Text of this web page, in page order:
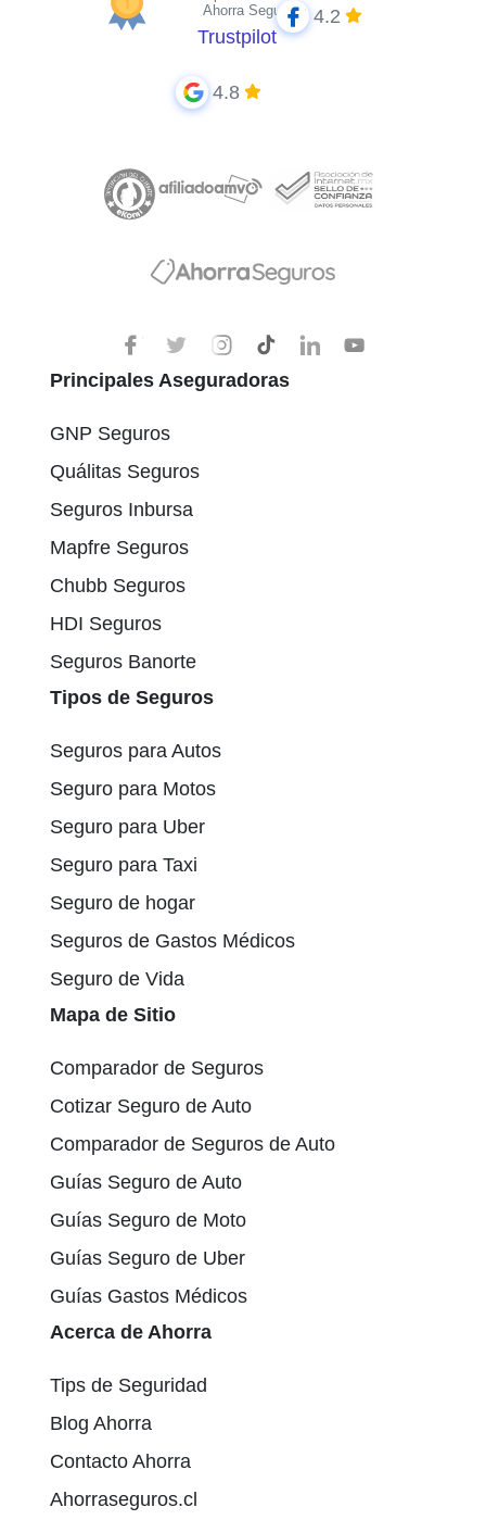
Ahorra Seguros
Trustpilot
4.2
4.8
Principales Aseguradoras
GNP Seguros
Quálitas Seguros
Seguros Inbursa
Mapfre Seguros
Chubb Seguros
HDI Seguros
Seguros Banorte
Tipos de Seguros
Seguros para Autos
Seguro para Motos
Seguro para Uber
Seguro para Taxi
Seguro de hogar
Seguros de Gastos Médicos
Seguro de Vida
Mapa de Sitio
Comparador de Seguros
Cotizar Seguro de Auto
Comparador de Seguros de Auto
Guías Seguro de Auto
Guías Seguro de Moto
Guías Seguro de Uber
Guías Gastos Médicos
Acerca de Ahorra
Tips de Seguridad
Blog Ahorra
Contacto Ahorra
Ahorraseguros.cl